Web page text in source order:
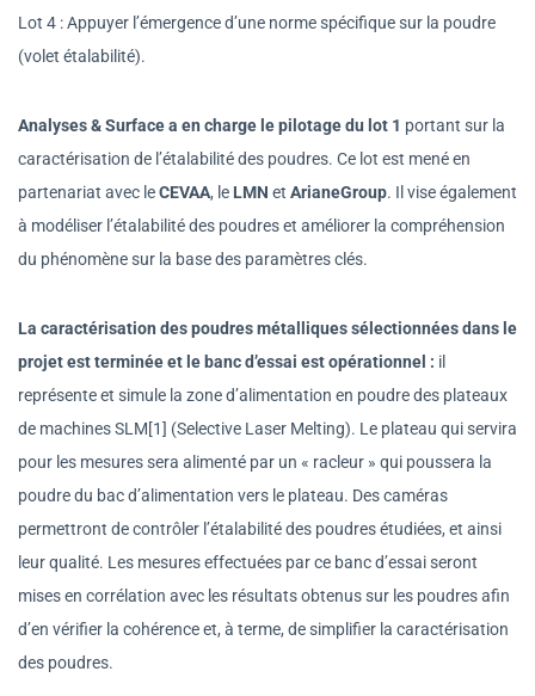
Lot 4 : Appuyer l’émergence d’une norme spécifique sur la poudre
(volet étalabilité).
Analyses & Surface a en charge le pilotage du lot 1 portant sur la
caractérisation de l’étalabilité des poudres. Ce lot est mené en
partenariat avec leCEVAA, le LMN et ArianeGroup. Il vise également
à modéliser l’étalabilité des poudres et améliorer la compréhension
du phénomène sur la base des paramètres clés.
La caractérisation des poudres métalliques sélectionnées dans le
projet est terminée et le banc d’essai est opérationnel : il
représente et simule la zone d’alimentation en poudre des plateaux
de machines SLM[1] (Selective Laser Melting). Le plateau qui servira
pour les mesures sera alimenté par un « racleur » qui poussera la
poudre du bac d’alimentation vers le plateau. Des caméras
permettront de contrôler l’étalabilité des poudres étudiées, et ainsi
leur qualité. Les mesures effectuées par ce banc d’essai seront
mises en corrélation avec les résultats obtenus sur les poudres afin
d’en vérifier la cohérence et, à terme, de simplifier la caractérisation
des poudres.